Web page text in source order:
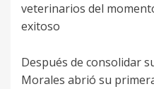
veterinarios del
exitoso
Después de consolidar
Morales abrió su